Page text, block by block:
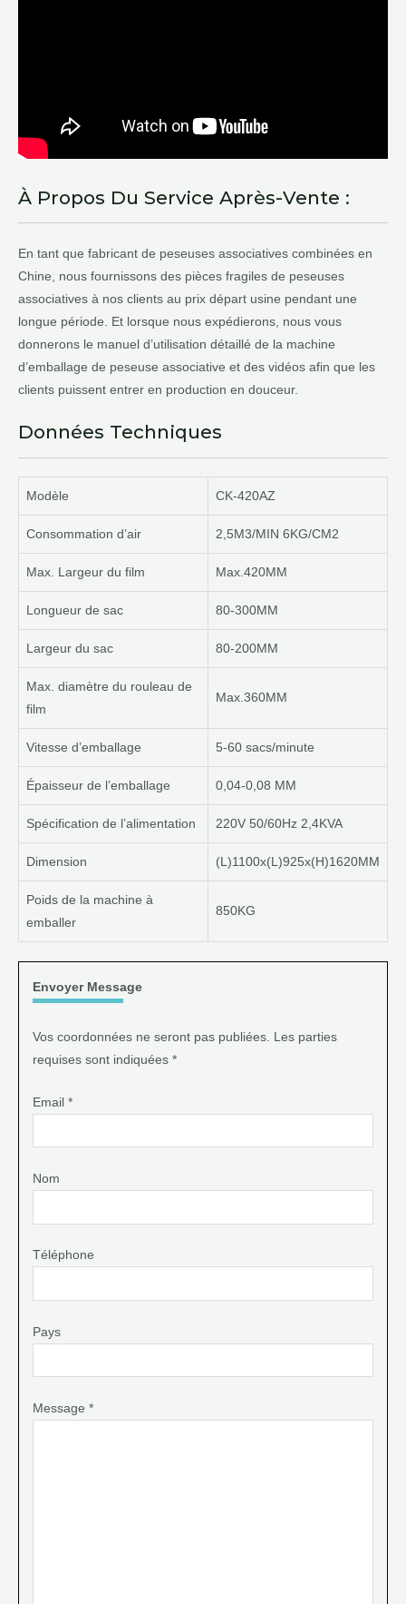
À Propos Du Service Après-Vente :
En tant que fabricant de peseuses associatives combinées en
Chine, nous fournissons des pièces fragiles de peseuses
associatives à nos clients au prix départ usine pendant une
longue période. Et lorsque nous expédierons, nous vous
donnerons le manuel d’utilisation détaillé de la machine
d’emballage de peseuse associative et des vidéos afin que les
clients puissent entrer en production en douceur.
Données Techniques
Modèle CK-420AZ
Consommation d’air 2,5M3/MIN 6KG/CM2
Max. Largeur du film Max.420MM
Longueur de sac 80-300MM
Largeur du sac 80-200MM
Max. diamètre du rouleau de
film
Max.360MM
Vitesse d’emballage 5-60 sacs/minute
Épaisseur de l’emballage 0,04-0,08 MM
Spécification de l’alimentation 220V 50/60Hz 2,4KVA
Dimension (L)1100x(L)925x(H)1620MM
Poids de la machine à
emballer
850KG
Envoyer Message
Vos coordonnées ne seront pas publiées. Les parties
requises sont indiquées *
Email *
Nom
Téléphone
Pays
Message *